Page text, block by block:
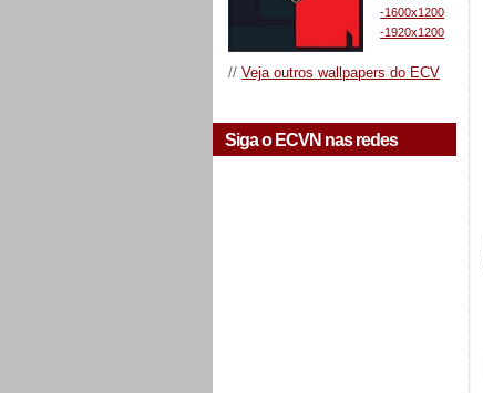
-1600x1200
-1920x1200
// Veja outros wallpapers do ECV
Siga o ECVN nas redes